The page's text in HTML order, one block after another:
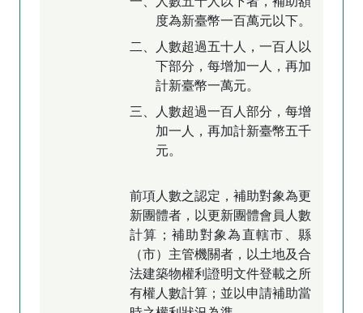
度為新臺幣一百萬元以下。
二、人數超過五十人，一百人以
下部分，每增加一人，再加
計新臺幣一萬元。
三、人數超過一百人部分，每增
加一人，再加計新臺幣五千
元。
前項人數之認定，補助對象為更
新團體者，以更新團體會員人數
計算；補助對象為直轄市、縣
（市）主管機關者，以土地及合
法建築物權利證明文件登載之所
有權人數計算；並以申請補助當